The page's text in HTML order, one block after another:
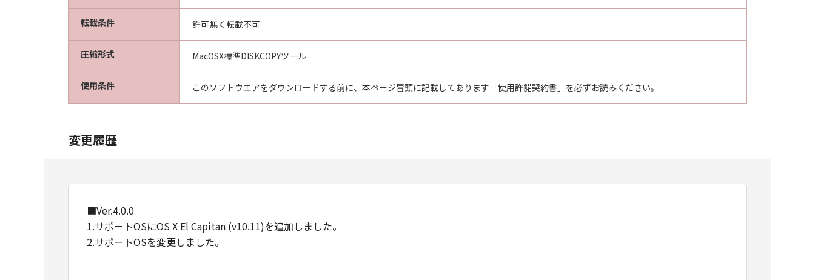
転載条件 許可無く転載不可
圧縮形式 MacOSX標準DISKCOPYツール
使用条件 このソフトウエアをダウンロードする前に、本ページ冒頭に記載してあります「使用許諾契約書」を必ずお読みください。
変更履歴
■Ver.4.0.0
1.サポートOSにOS X El Capitan (v10.11)を追加しました。
2.サポートOSを変更しました。